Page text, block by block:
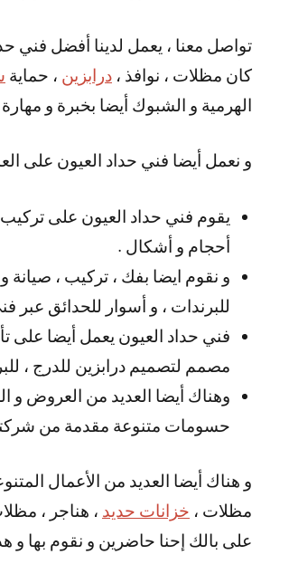
تواصل معنا ، يعمل لدينا أفضل فني
كان مظلات ، نوافذ ، درابزين ، حماية
الهرمية و الشبوك أيضا بخبرة و مهارة
و نعمل أيضا فني حداد العيون على
يقوم فني حداد العيون على
أحجام و أشكال .
و نقوم ايضا بفك ، تركيب ، صيانة
للبرندات ، و أسوار للحدائق عبر
فني حداد العيون يعمل أيضا على
مصمم لتصميم درابزين للدرج ،
وهناك أيضا العديد من العروض و
حسومات متنوعة مقدمة من
و هناك أيضا العديد من الأعمال
مظلات ، خزانات حديد ، هناجر ،
على بالك إحنا حاضرين و نقوم بها و